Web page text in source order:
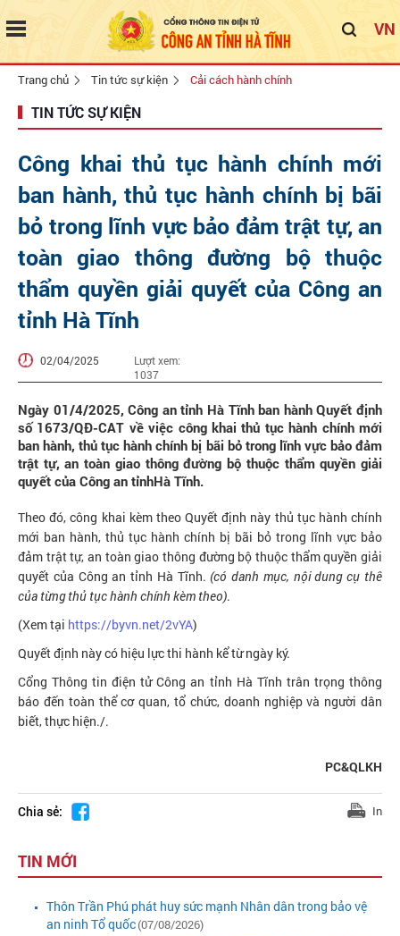
VN
Trang chủ Tin tức sự kiện Cải cách hành chính
TIN TỨC SỰ KIỆN
Công khai thủ tục hành chính mới
ban hành, thủ tục hành chính bị bãi
bỏ trong lĩnh vực bảo đảm trật tự, an
toàn giao thông đường bộ thuộc
thẩm quyền giải quyết của Công an
tỉnh Hà Tĩnh
02/04/2025
Lượt xem:
1037
Ngày 01/4/2025, Công an tỉnh Hà Tĩnh ban hành Quyết định
số 1673/QĐ-CAT về việc công khai thủ tục hành chính mới
ban hành, thủ tục hành chính bị bãi bỏ trong lĩnh vực bảo đảm
trật tự, an toàn giao thông đường bộ thuộc thẩm quyền giải
quyết của Công an tỉnhHà Tĩnh.
Theo đó, công khai kèm theo Quyết định này thủ tục hành chính
mới ban hành, thủ tục hành chính bị bãi bỏ trong lĩnh vực bảo
đảm trật tự, an toàn giao thông đường bộ thuộc thẩm quyền giải
quyết của Công an tỉnh Hà Tĩnh. (có danh mục, nội dung cụ thể
của từng thủ tục hành chính kèm theo).
(Xem tại https://byvn.net/2vYA)
Quyết định này có hiệu lực thi hành kể từ ngày ký.
Cổng Thông tin điện tử Công an tỉnh Hà Tĩnh trân trọng thông
báo đến toàn thể cơ quan, tổ chức, doanh nghiệp và người dân
biết, thực hiện./.
PC&QLKH
Chia sẻ: In
TIN MỚI
Thôn Trần Phú phát huy sức mạnh Nhân dân trong bảo vệ
an ninh Tổ quốc(07/08/2026)